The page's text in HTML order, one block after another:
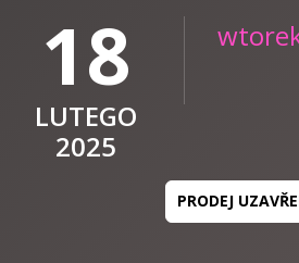
18
LUTEGO
2025
PRODEJ